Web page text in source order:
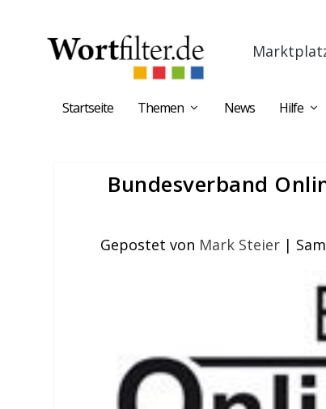
Startseite Themen News Hilfe
Bundesverband
Gepostet von Mark Steier |